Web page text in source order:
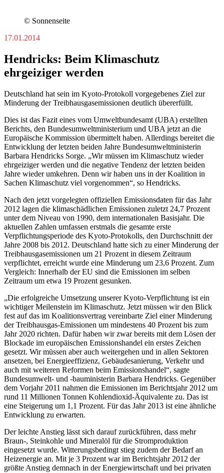
© Sonnenseite
17.01.2014
Hendricks: Beim Klimaschutz
ehrgeiziger werden
Deutschland hat sein im Kyoto-Protokoll vorgegebenes Ziel zur
Minderung der Treibhausgasemissionen deutlich übererfüllt.
Dies ist das Fazit eines vom Umweltbundesamt (UBA) erstellten
Berichts, den Bundesumweltministerium und UBA jetzt an die
Europäische Kommission übermittelt haben. Allerdings bereitet die
Entwicklung der letzten beiden Jahre Bundesumweltministerin
Barbara Hendricks Sorge. „Wir müssen im Klimaschutz wieder
ehrgeiziger werden und die negative Tendenz der letzten beiden
Jahre wieder umkehren. Denn wir haben uns in der Koalition in
Sachen Klimaschutz viel vorgenommen“, so Hendricks.
Nach den jetzt vorgelegten offiziellen Emissionsdaten für das Jahr
2012 lagen die klimaschädlichen Emissionen zuletzt 24,7 Prozent
unter dem Niveau von 1990, dem internationalen Basisjahr. Die
aktuellen Zahlen umfassen erstmals die gesamte erste
Verpflichtungsperiode des Kyoto-Protokolls, den Durchschnitt der
Jahre 2008 bis 2012. Deutschland hatte sich zu einer Minderung der
Treibhausgasemissionen um 21 Prozent in diesem Zeitraum
verpflichtet, erreicht wurde eine Minderung um 23,6 Prozent. Zum
Vergleich: Innerhalb der EU sind die Emissionen im selben
Zeitraum um etwa 19 Prozent gesunken.
„Die erfolgreiche Umsetzung unserer Kyoto-Verpflichtung ist ein
wichtiger Meilenstein im Klimaschutz. Jetzt müssen wir den Blick
fest auf das im Koalitionsvertrag vereinbarte Ziel einer Minderung
der Treibhausgas-Emissionen um mindestens 40 Prozent bis zum
Jahr 2020 richten. Dafür haben wir zwar bereits mit dem Lösen der
Blockade im europäischen Emissionshandel ein erstes Zeichen
gesetzt. Wir müssen aber auch weitergehen und in allen Sektoren
ansetzen, bei Energieeffizienz, Gebäudesanierung, Verkehr und
auch mit weiteren Reformen beim Emissionshandel“, sagte
Bundesumwelt- und -bauministerin Barbara Hendricks. Gegenüber
dem Vorjahr 2011 nahmen die Emissionen im Berichtsjahr 2012 um
rund 11 Millionen Tonnen Kohlendioxid-Äquivalente zu. Das ist
eine Steigerung um 1,1 Prozent. Für das Jahr 2013 ist eine ähnliche
Entwicklung zu erwarten.
Der leichte Anstieg lässt sich darauf zurückführen, dass mehr
Braun-, Steinkohle und Mineralöl für die Stromproduktion
eingesetzt wurde. Witterungsbedingt stieg zudem der Bedarf an
Heizenergie an. Mit je 3 Prozent war im Berichtsjahr 2012 der
größte Anstieg demnach in der Energiewirtschaft und bei privaten